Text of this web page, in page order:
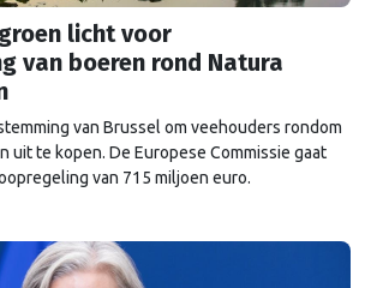
licht voor
van boeren rond Natura
van Brussel om veehouders rondom
uit te kopen. De Europese Commissie gaat
van 715 miljoen euro.